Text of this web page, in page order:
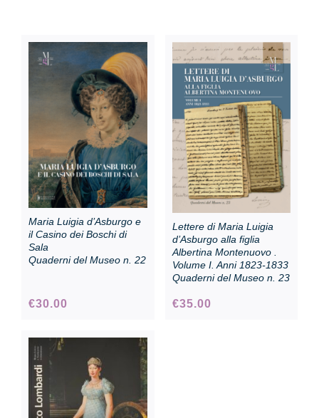
Attività
Pubblicazioni
Collezione
Contatti e biglietti
Accessibilità
English
Maria Luigia d’Asburgo e
il Casino dei Boschi di
Sala
Quaderni del Museo n. 22
€30.00
Lettere di Maria Luigia
d’Asburgo alla figlia
Albertina Montenuovo .
Volume I. Anni 1823-1833
Quaderni del Museo n. 23
€35.00